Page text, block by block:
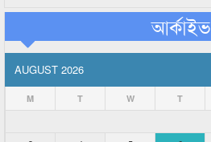
আর্কাইভ
AUGUST 2026
M T W T